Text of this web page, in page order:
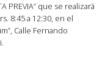
PREVIA” que se realizará
8:45 a 12:30, en el
Calle Fernando